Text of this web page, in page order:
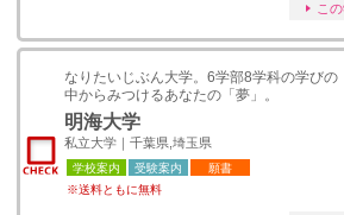
こ
なりたいじぶん大学。6学部8学科の学びの
中からみつけるあなたの「夢」。
明海大学
私立大学｜千葉県,埼玉県
学校案内 受験案内
願書
※送料ともに無料